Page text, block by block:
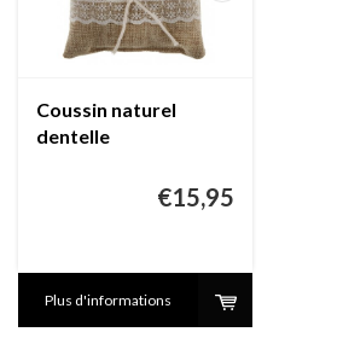
Coussin naturel
dentelle
€15,95
Plus d'informations